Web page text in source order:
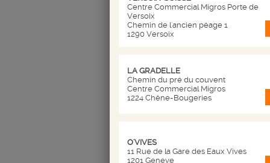
assurer ce service la
la transaction. Les
Par ailleurs la société
d'accès, de modification,
doit être effectué par
Caractéristiques des
proposés dans la limite des
photographies du catalogue
proposé.
Centre Commercial Migros Porte de
Versoix
Chemin de l'ancien péage 1
1290 Versoix
LA GRADELLE
Chemin du pré du couvent
Centre Commercial Migros
1224 Chêne-Bougeries
O'VIVES
11 Rue de la Gare des Eaux Vives
1201 Geneve